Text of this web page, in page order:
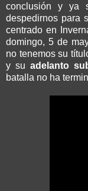
conclusión y ya
despedirnos para
centrado en
domingo, 5 de
no tenemos su
y su adelanto
batalla no ha